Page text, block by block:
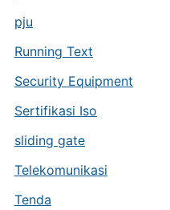
pju
Running Text
Security Equipment
Sertifikasi Iso
sliding gate
Telekomunikasi
Tenda